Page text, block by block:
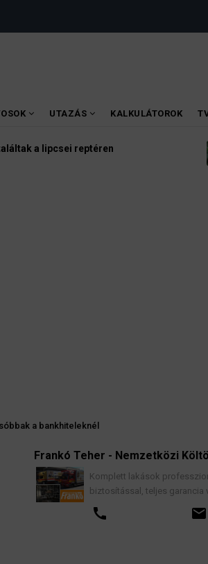
UTAZÁS KALKULÁTOROK
reptéren
a bankhiteleknél
Frankó Teher - Nemzetközi
Komplett lakások
biztosítással, teljes garancia
call email